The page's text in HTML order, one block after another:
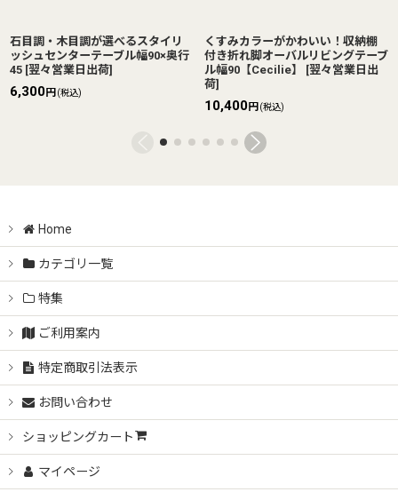
石目調・木目調が選べるスタイリ
ッシュセンターテーブル幅90×奥行
45 [翌々営業日出荷]
6,300円(税込)
くすみカラーがかわいい！収納棚
付き折れ脚オーバルリビングテーブ
ル幅90【Cecilie】
[翌々営業日出
荷]
10,400円(税込)
Home
カテゴリ一覧
特集
ご利用案内
特定商取引法表示
お問い合わせ
ショッピングカート
マイページ